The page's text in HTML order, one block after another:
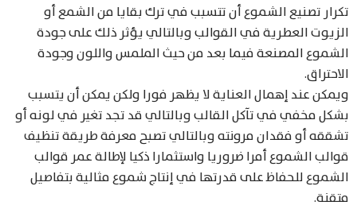
تكرار تصنيع الشموع أن تتسبب في ترك بقايا من الشمع أو
الزيوت العطرية في القوالب وبالتالي يؤثر ذلك على جودة
الشموع المصنعة فيما بعد من حيث الملمس واللون وجودة
الاحتراق.
ويمكن عند إهمال العناية لا يظهر فورا ولكن يمكن أن يتسبب
بشكل مخفي في تآكل القالب وبالتالي قد تجد تغير في لونه أو
تشققه أو فقدان مرونته وبالتالي تصبح معرفة طريقة تنظيف
قوالب الشموع أمرا ضروريا واستثمارا ذكيا لإطالة عمر قوالب
الشموع للحفاظ على قدرتها في إنتاج شموع مثالية بتفاصيل
متقنة.